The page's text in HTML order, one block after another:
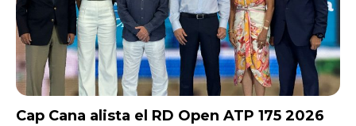
Cap Cana alista el RD Open ATP 175 2026